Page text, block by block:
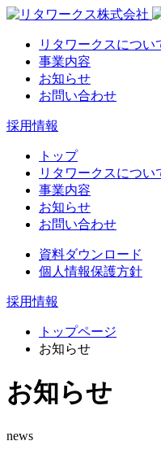
リタワークスについ
事業内容
お知らせ
お問い合わせ
採用情報
トップ
リタワークスについ
事業内容
お知らせ
お問い合わせ
資料ダウンロード
個人情報保護方針
採用情報
トップページ
お知らせ
お知らせ
news